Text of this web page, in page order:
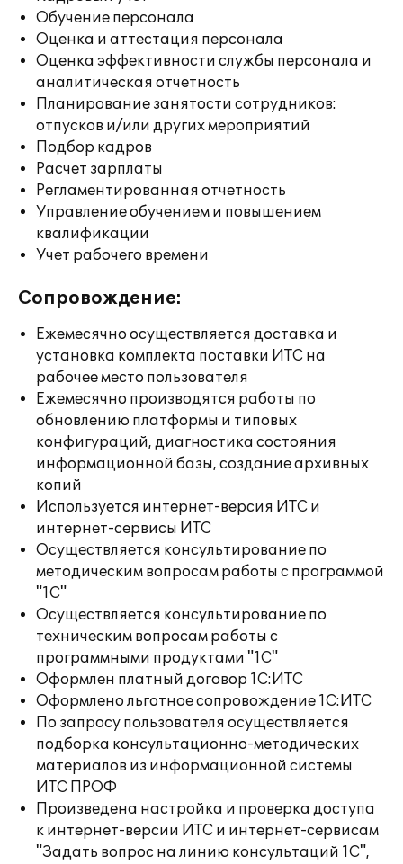
Обучение персонала
Оценка и аттестация персонала
Оценка эффективности службы персонала и
аналитическая отчетность
Планирование занятости сотрудников:
отпусков и/или других мероприятий
Подбор кадров
Расчет зарплаты
Регламентированная отчетность
Управление обучением и повышением
квалификации
Учет рабочего времени
Сопровождение:
Ежемесячно осуществляется доставка и
установка комплекта поставки ИТС на
рабочее место пользователя
Ежемесячно производятся работы по
обновлению платформы и типовых
конфигураций, диагностика состояния
информационной базы, создание архивных
копий
Используется интернет-версия ИТС и
интернет-сервисы ИТС
Осуществляется консультирование по
методическим вопросам работы с программой
"1С"
Осуществляется консультирование по
техническим вопросам работы с
программными продуктами "1С"
Оформлен платный договор 1С:ИТС
Оформлено льготное сопровождение 1С:ИТС
По запросу пользователя осуществляется
подборка консультационно-методических
материалов из информационной системы
ИТС ПРОФ
Произведена настройка и проверка доступа
к интернет-версии ИТС и интернет-сервисам
"Задать вопрос на линию консультаций 1С",